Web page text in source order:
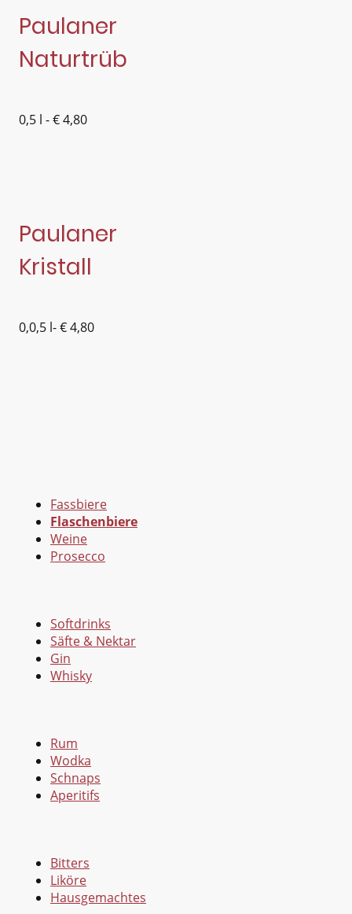
Paulaner
Naturtrüb
0,5 l - € 4,80
Paulaner
Kristall
0,0,5 l- € 4,80
Fassbiere
Flaschenbiere
Weine
Prosecco
Softdrinks
Säfte & Nektar
Gin
Whisky
Rum
Wodka
Schnaps
Aperitifs
Bitters
Liköre
Hausgemachtes